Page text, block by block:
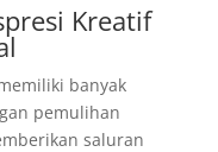
Kreatif
banyak
pemulihan
saluran